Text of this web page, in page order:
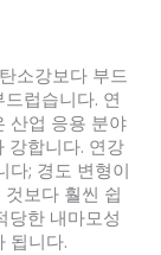
소강보다 부드
드럽습니다. 연
산업 응용 분야
강합니다. 연강
다; 경도 변형이
보다 훨씬 쉽
당한 내마모성
됩니다.